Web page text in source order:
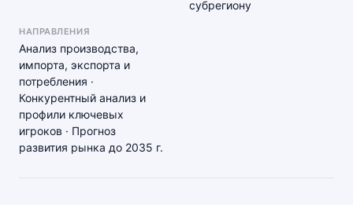
субрегиону
НАПРАВЛЕНИЯ
Анализ производства,
импорта, экспорта и
потребления ·
Конкурентный анализ и
профили ключевых
игроков · Прогноз
развития рынка до 2035 г.